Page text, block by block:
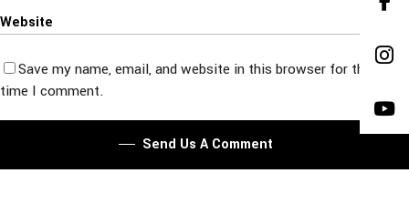
Save my name, email, and website in this browser for the next
time I comment.
Send Us A Comment